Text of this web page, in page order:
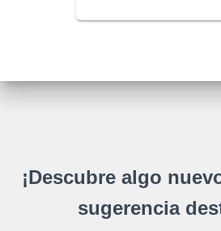
¡Descubre algo
sugerencia